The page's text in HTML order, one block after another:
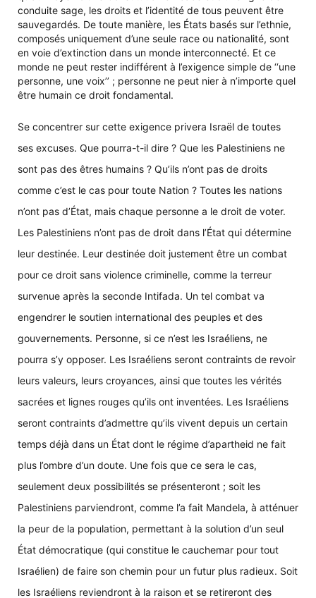
conduite sage, les droits et l’identité de tous peuvent être
sauvegardés. De toute manière, les États basés sur l’ethnie,
composés uniquement d’une seule race ou nationalité, sont
en voie d’extinction dans un monde interconnecté. Et ce
monde ne peut rester indifférent à l’exigence simple de ‘‘une
personne, une voix’’ ; personne ne peut nier à n’importe quel
être humain ce droit fondamental.
Se concentrer sur cette exigence privera Israël de toutes
ses excuses. Que pourra-t-il dire ? Que les Palestiniens ne
sont pas des êtres humains ? Qu’ils n’ont pas de droits
comme c’est le cas pour toute Nation ? Toutes les nations
n’ont pas d’État, mais chaque personne a le droit de voter.
Les Palestiniens n’ont pas de droit dans l’État qui détermine
leur destinée. Leur destinée doit justement être un combat
pour ce droit sans violence criminelle, comme la terreur
survenue après la seconde Intifada. Un tel combat va
engendrer le soutien international des peuples et des
gouvernements. Personne, si ce n’est les Israéliens, ne
pourra s’y opposer. Les Israéliens seront contraints de revoir
leurs valeurs, leurs croyances, ainsi que toutes les vérités
sacrées et lignes rouges qu’ils ont inventées. Les Israéliens
seront contraints d’admettre qu’ils vivent depuis un certain
temps déjà dans un État dont le régime d’apartheid ne fait
plus l’ombre d’un doute. Une fois que ce sera le cas,
seulement deux possibilités se présenteront ; soit les
Palestiniens parviendront, comme l’a fait Mandela, à atténuer
la peur de la population, permettant à la solution d’un seul
État démocratique (qui constitue le cauchemar pour tout
Israélien) de faire son chemin pour un futur plus radieux. Soit
les Israéliens reviendront à la raison et se retireront des